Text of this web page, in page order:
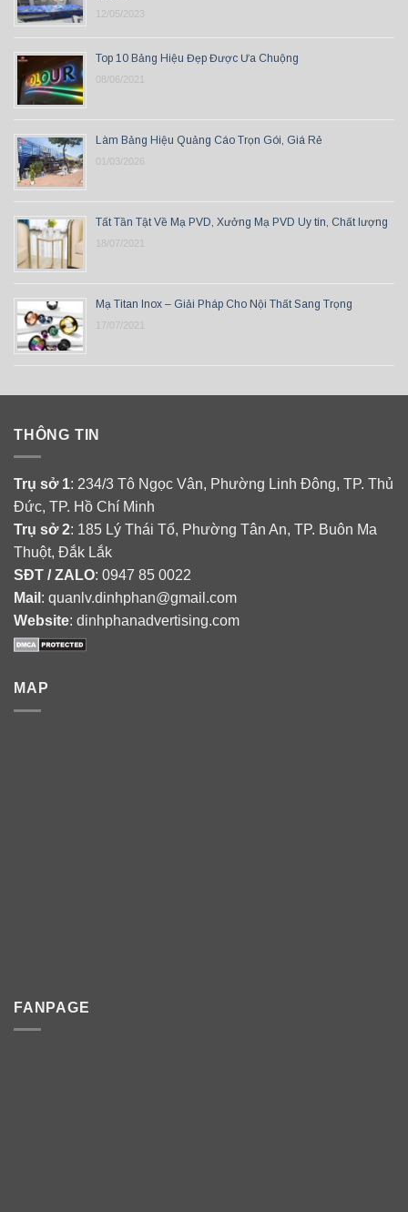
12/05/2023
Top 10 Bảng Hiệu Đẹp Được Ưa Chuộng
08/06/2021
Làm Bảng Hiệu Quảng Cáo Trọn Gói, Giá Rẻ
01/03/2026
Tất Tần Tật Về Mạ PVD, Xưởng Mạ PVD Uy tín, Chất lượng
18/07/2021
Mạ Titan Inox – Giải Pháp Cho Nội Thất Sang Trọng
17/07/2021
THÔNG TIN
Trụ sở 1: 234/3 Tô Ngọc Vân, Phường Linh Đông, TP. Thủ
Đức, TP. Hồ Chí Minh
Trụ sở 2: 185 Lý Thái Tổ, Phường Tân An, TP. Buôn Ma
Thuột, Đắk Lắk
SĐT / ZALO: 0947 85 0022
Mail : quanlv.dinhphan@gmail.com
Website: dinhphanadvertising.com
MAP
FANPAGE